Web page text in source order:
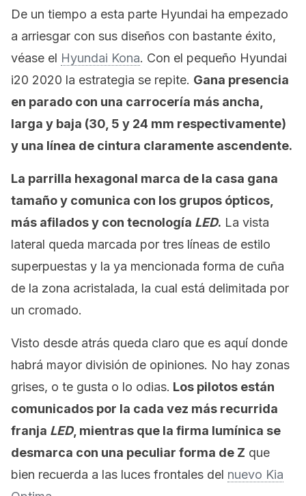
De un tiempo a esta parte Hyundai ha empezado
a arriesgar con sus diseños con bastante éxito,
véase el Hyundai Kona. Con el pequeño Hyundai
i20 2020 la estrategia se repite. Gana presencia
en parado con una carrocería más ancha,
larga y baja (30, 5 y 24 mm respectivamente)
y una línea de cintura claramente ascendente.
La parrilla hexagonal marca de la casa gana
tamaño y comunica con los grupos ópticos,
más afilados y con tecnología LED. La vista
lateral queda marcada por tres líneas de estilo
superpuestas y la ya mencionada forma de cuña
de la zona acristalada, la cual está delimitada por
un cromado.
Visto desde atrás queda claro que es aquí donde
habrá mayor división de opiniones. No hay zonas
grises, o te gusta o lo odias. Los pilotos están
comunicados por la cada vez más recurrida
franja LED, mientras que la firma lumínica se
desmarca con una peculiar forma de Z que
bien recuerda a las luces frontales del nuevo Kia